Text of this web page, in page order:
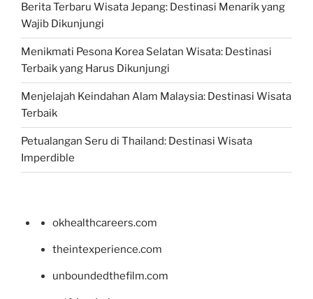
Berita Terbaru Wisata Jepang: Destinasi Menarik yang
Wajib Dikunjungi
Menikmati Pesona Korea Selatan Wisata: Destinasi
Terbaik yang Harus Dikunjungi
Menjelajah Keindahan Alam Malaysia: Destinasi Wisata
Terbaik
Petualangan Seru di Thailand: Destinasi Wisata
Imperdible
okhealthcareers.com
theintexperience.com
unboundedthefilm.com